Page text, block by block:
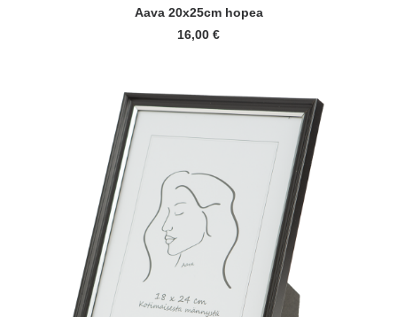
LISÄÄ OSTOSKORIIN
Aava 20x25cm hopea
16,00 €